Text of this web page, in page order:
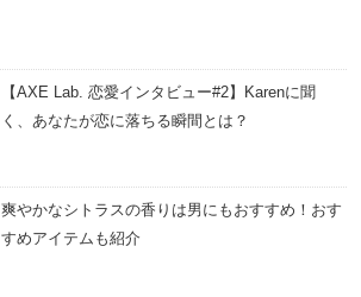
【AXE Lab. 恋愛インタビュー#2】Karenに聞
く、あなたが恋に落ちる瞬間とは？
爽やかなシトラスの香りは男にもおすすめ！おす
すめアイテムも紹介